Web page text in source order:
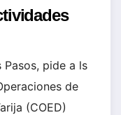
pide a ls
de
(COED)